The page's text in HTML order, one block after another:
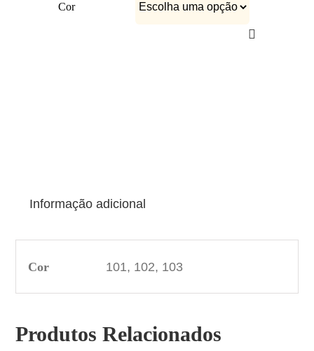
Cor
Informação adicional
Cor 101, 102, 103
Produtos Relacionados